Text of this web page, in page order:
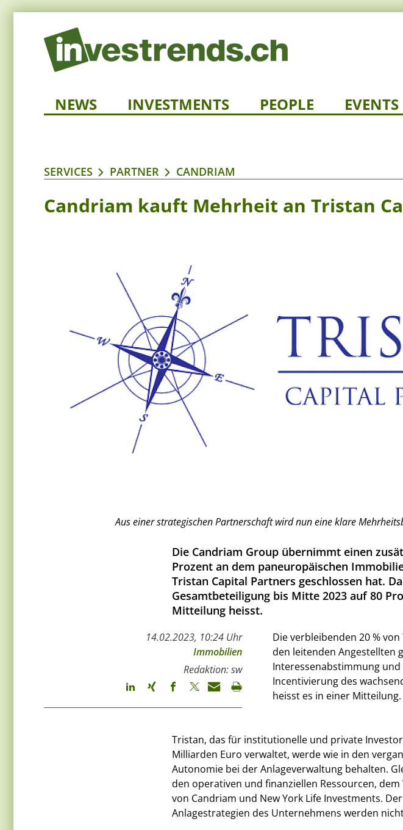
NEWS INVESTMENTS PEOPLE EVENTS
SERVICES PARTNER CANDRIAM
Candriam kauft Mehrheit an Tristan
Aus einer strategischen Partnerschaft wird nun eine klare
Die Candriam Group übernimmt einen
Prozent an dem paneuropäischen
Tristan Capital Partners geschlossen hat.
Gesamtbeteiligung bis Mitte 2023 auf 80
Mitteilung heisst.
14.02.2023, 10:24 Uhr
Immobilien
Redaktion: sw
Die verbleibenden 20 %
den leitenden Angestellten
Interessenabstimmung
Incentivierung des
heisst es in einer Mitteilung.
Tristan, das für institutionelle und private
Milliarden Euro verwaltet, werde wie in den
Autonomie bei der Anlageverwaltung behalten.
den operativen und finanziellen Ressourcen,
von Candriam und New York Life Investments.
Anlagestrategien des Unternehmens werden